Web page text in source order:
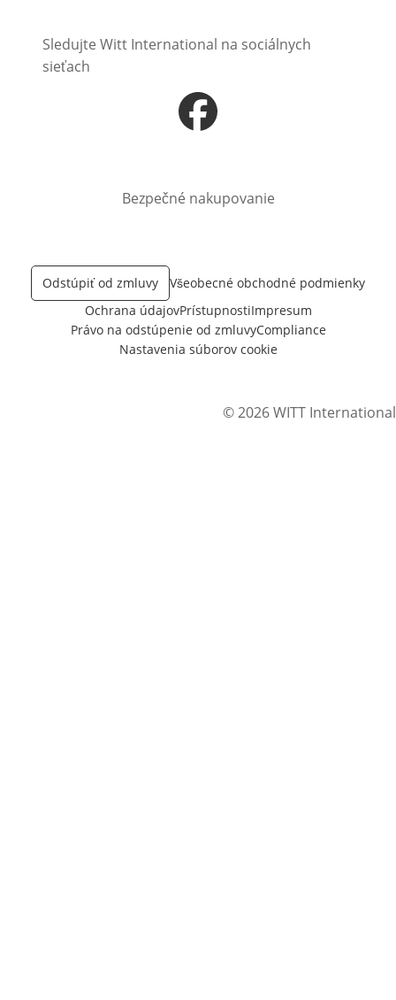
Sledujte Witt International na sociálnych
sieťach
Otvorí sa vnovom okne
Bezpečné nakupovanie
Odstúpiť od zmluvy
Všeobecné obchodné podmienky
Ochrana údajovPrístupnostiImpresum
Právo na odstúpenie od zmluvyCompliance
Nastavenia súborov cookie
© 2026 WITT International